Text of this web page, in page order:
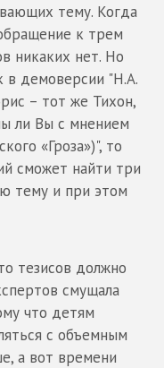
тему. Когда
к трем
никаких нет. Но
в демоверсии "Н.А.
– тот же Тихон,
ли Вы с мнением
«Гроза»)", то
сможет найти три
тему и при этом
тезисов должно
смущала
что детям
с объемным
а вот времени